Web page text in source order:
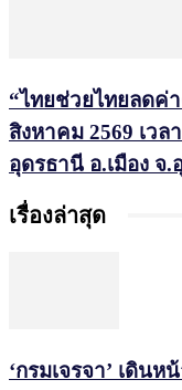
“ไทยช่วยไทยลดค่
สิงหาคม 2569 เวล
อุดรธานี อ.เมือง จ.
เรื่องล่าสุด
‘กรมเจรจา’ เดิน